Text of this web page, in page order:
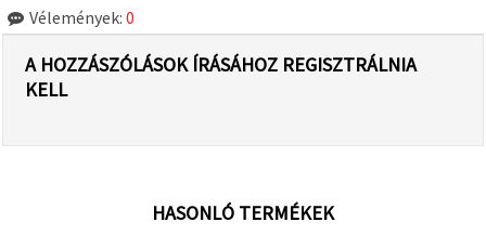
Vélemények: 0
A HOZZÁSZÓLÁSOK ÍRÁSÁHOZ REGISZTRÁLNIA
KELL
HASONLÓ TERMÉKEK